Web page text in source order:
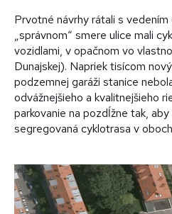
Prvotné návrhy rátali s
„správnom“ smere ulice mali
vozidlami, v opačnom vo
Dunajskej). Napriek tisícom
podzemnej garáži stanice
odvážnejšieho a kvalitnejšieho
parkovanie na pozdĺžne tak,
segregovaná cyklotrasa v